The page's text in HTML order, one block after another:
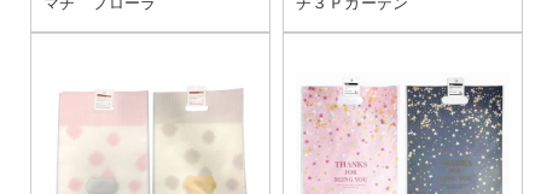
マチ フローラ
チ３Ｐガーデン